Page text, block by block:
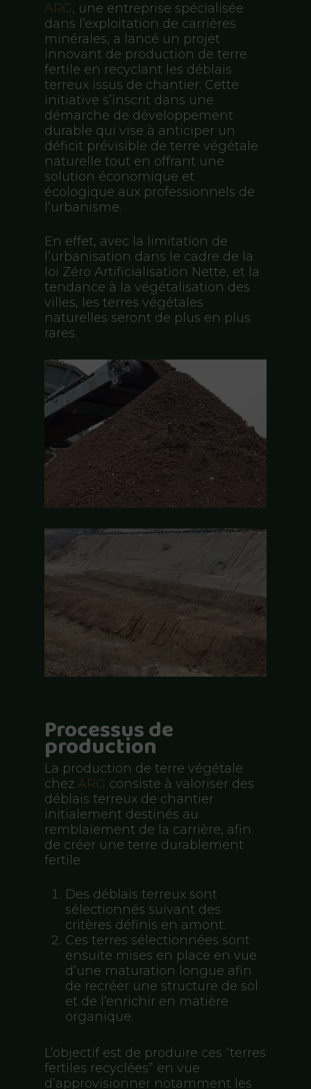
ARG, une entreprise spécialisée
dans l’exploitation de carrières
minérales, a lancé un projet
innovant de production de terre
fertile en recyclant les déblais
terreux issus de chantier. Cette
initiative s’inscrit dans une
démarche de développement
durable qui vise à anticiper un
déficit prévisible de terre végétale
naturelle tout en offrant une
solution économique et
écologique aux professionnels de
l’urbanisme.
En effet, avec la limitation de
l’urbanisation dans le cadre de la
loi Zéro Artificialisation Nette, et la
tendance à la végétalisation des
villes, les terres végétales
naturelles seront de plus en plus
rares.
Processus de
production
La production de terre végétale
chez ARG consiste à valoriser des
déblais terreux de chantier
initialement destinés au
remblaiement de la carrière, afin
de créer une terre durablement
fertile.
Des déblais terreux sont
sélectionnés suivant des
critères définis en amont.
Ces terres sélectionnées sont
ensuite mises en place en vue
d’une maturation longue afin
de recréer une structure de sol
et de l’enrichir en matière
organique.
L’objectif est de produire ces “terres
fertiles recyclées” en vue
d’approvisionner notamment les